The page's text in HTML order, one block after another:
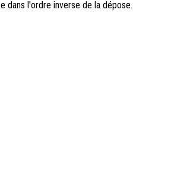
dans l'ordre inverse de la dépose.